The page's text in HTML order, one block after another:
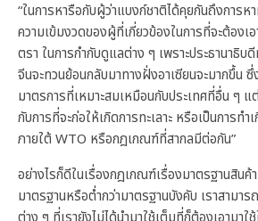
“ในการหารือกับผู้ว่าแบงก์ชาติได้คุยกันถึงการห
ความเข้มงวดของผู้ที่เกี่ยวข้องในการที่จะต้องเ
ตรา ในการกำกับดูแลต่าง ๆ เพราะประธานาธิบ
จีนจะทวนย้อนกลับมาทางฝั่งอาเซียนจะมากขึ้น
มาตรการที่เหมาะสมเหมือนกับประเทศที่อื่น ๆ แ
กับการที่จะก่อให้เกิดการทะเลาะ หรือเป็นการท
ภายใต้ WTO หรือกฎเกณฑ์ที่สากลมีต่อกัน”
อย่างไรก็ดีในเรื่องกฎเกณฑ์เรื่องมาตรฐานสินค้
มาตรฐานหรือต่ำกว่ามาตรฐานบังคับ เราสามา